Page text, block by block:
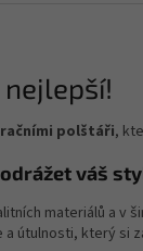
polštáři,
váš
materiálů a v
útulnosti, který si